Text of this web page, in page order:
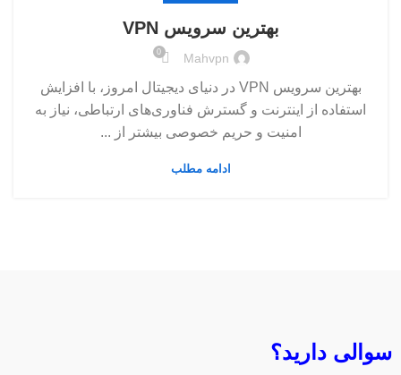
بهترین سرویس VPN
Mahvpn
0
بهترین سرویس VPN در دنیای دیجیتال امروز، با افزایش
استفاده از اینترنت و گسترش فناوری‌های ارتباطی، نیاز به
امنیت و حریم خصوصی بیشتر از ...
ادامه مطلب
سوالی دارید؟